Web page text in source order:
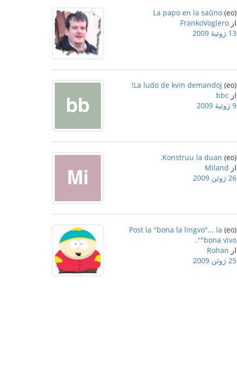
(eo)
La papo en la saŭno
از FrankoVoglero
13 ژوئیهٔ 2009
(eo)
La ludo de kvin demandoj!
از bbc
9 ژوئیهٔ 2009
(eo)
Konstruu la duan.
از Miland
26 ژوئن 2009
(eo)
Post la "bona la lingvo"... la
"bona vivo".
از Rohan
25 ژوئن 2009